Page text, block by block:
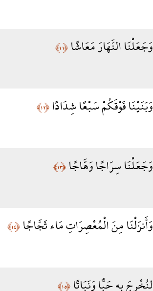
وَجَعَلْنَا النَّهَارَ مَعَاشًا﴿١١﴾
وَبَنَيْنَا فَوْقَكُمْ سَبْعًا شِدَادًا﴿١٢﴾
وَجَعَلْنَا سِرَاجًا وَهَّاجًا﴿١٣﴾
وَأَنزَلْنَا مِنَ الْمُعْصِرَاتِ مَاء ثَجَّاجًا﴿١٤﴾
لِنُخْرِجَ بِهِ حَبًّا وَنَبَاتًا﴿١٥﴾